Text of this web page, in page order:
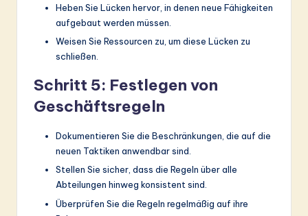
Heben Sie Lücken hervor, in denen neue Fähigkeiten
aufgebaut werden müssen.
Weisen Sie Ressourcen zu, um diese Lücken zu
schließen.
Schritt 5: Festlegen von
Geschäftsregeln
Dokumentieren Sie die Beschränkungen, die auf die
neuen Taktiken anwendbar sind.
Stellen Sie sicher, dass die Regeln über alle
Abteilungen hinweg konsistent sind.
Überprüfen Sie die Regeln regelmäßig auf ihre